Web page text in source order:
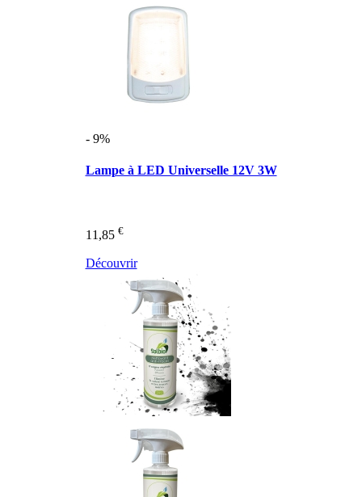
- 9%
Lampe à LED Universelle 12V 3W
11,85 €
Découvrir